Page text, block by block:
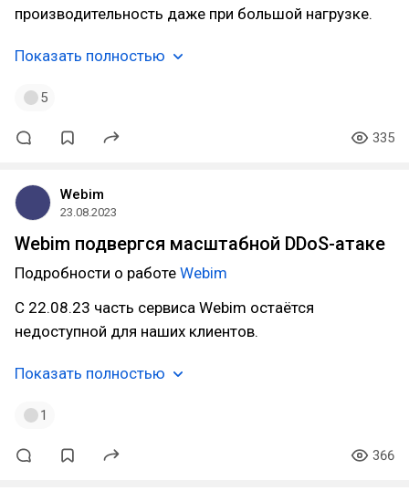
производительность даже при большой нагрузке.
Показать полностью
5
335
Webim
23.08.2023
Webim подвергся масштабной DDoS-атаке
Подробности о работе Webim
С 22.08.23 часть сервиса Webim остаётся
недоступной для наших клиентов.
Показать полностью
1
366